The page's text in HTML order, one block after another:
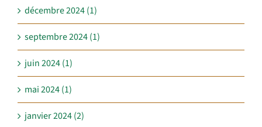
décembre 2024 (1)
septembre 2024 (1)
juin 2024 (1)
mai 2024 (1)
janvier 2024 (2)